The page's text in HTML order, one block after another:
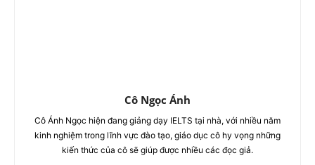
Cô Ngọc Ánh
Cô Ánh Ngọc hiện đang giảng dạy IELTS tại nhà, với nhiều năm
kinh nghiệm trong lĩnh vực đào tạo, giáo dục cô hy vọng những
kiến thức của cô sẽ giúp được nhiều các đọc giả.